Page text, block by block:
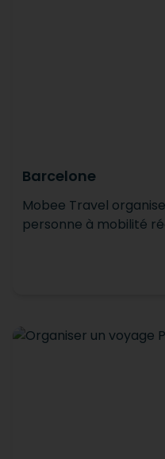
Barcelone
Mobee Travel
personne à mobilité